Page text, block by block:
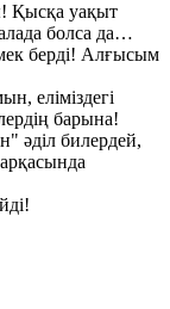
Қысқа уақыт
болса да…
берді! Алғысым
еліміздегі
барына!
әділ билердей,